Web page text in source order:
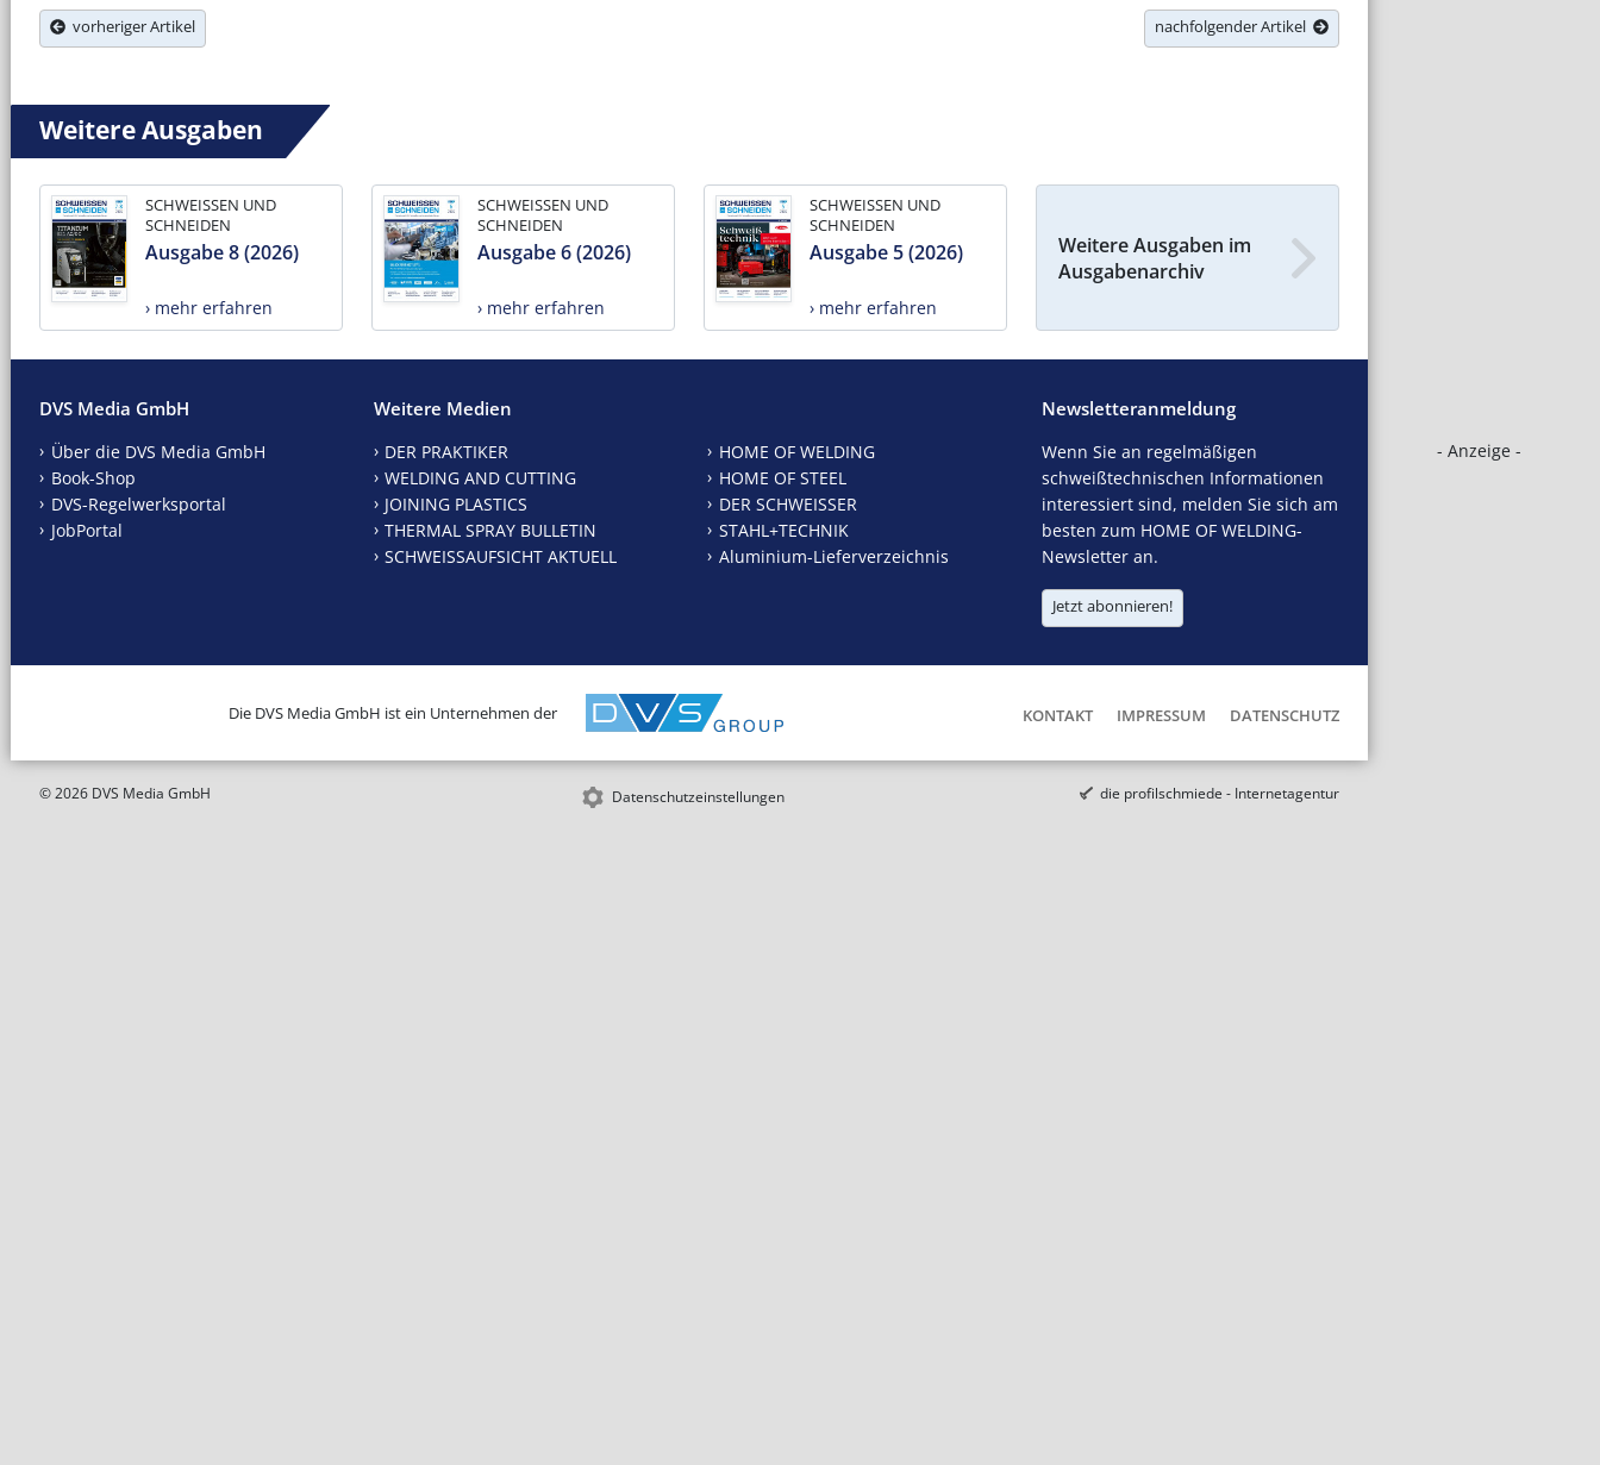
- Anzeige -
vorheriger Artikel nachfolgender Artikel
Weitere Ausgaben
SCHWEISSEN UND
SCHNEIDEN
Ausgabe 8 (2026)
› mehr erfahren
SCHWEISSEN UND
SCHNEIDEN
Ausgabe 6 (2026)
› mehr erfahren
SCHWEISSEN UND
SCHNEIDEN
Ausgabe 5 (2026)
› mehr erfahren
Weitere Ausgaben im
Ausgabenarchiv
DVS Media GmbH
Über die DVS Media GmbH
Book-Shop
DVS-Regelwerksportal
JobPortal
Weitere Medien
DER PRAKTIKER
WELDING AND CUTTING
JOINING PLASTICS
THERMAL SPRAY BULLETIN
SCHWEISSAUFSICHT AKTUELL
HOME OF WELDING
HOME OF STEEL
DER SCHWEISSER
STAHL+TECHNIK
Aluminium-Lieferverzeichnis
Newsletteranmeldung
Wenn Sie an regelmäßigen
schweißtechnischen Informationen
interessiert sind, melden Sie sich am
besten zum HOME OF WELDING-
Newsletter an.
Jetzt abonnieren!
Die DVS Media GmbH ist ein Unternehmen der KONTAKT IMPRESSUM DATENSCHUTZ
© 2026 DVS Media GmbH Datenschutzeinstellungen die profilschmiede - Internetagentur